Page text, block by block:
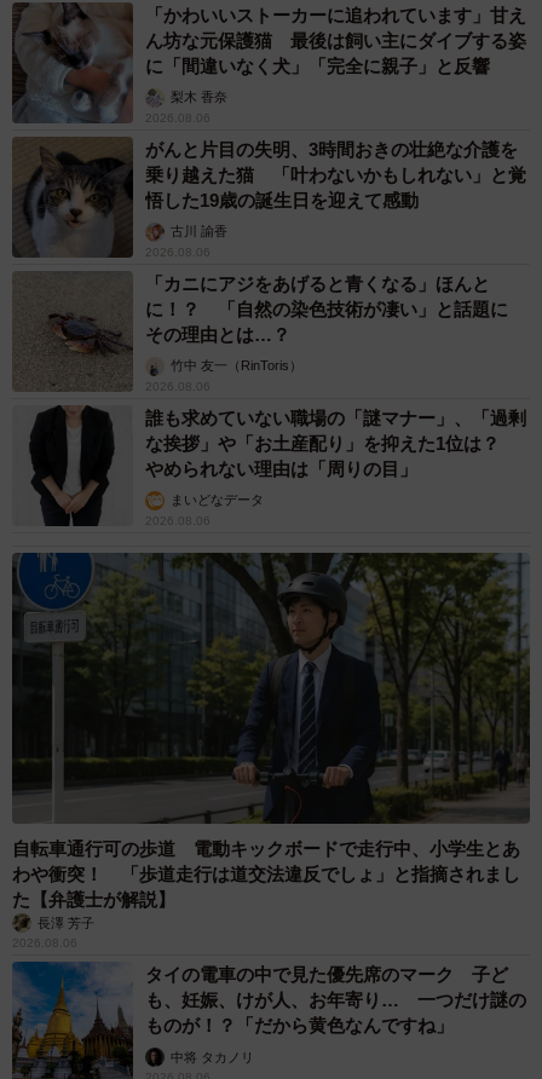
2026.08.06
子どもの学校外の学習時間が11年で2割減少
「家庭学習0分層」が約半数に達する深刻な実
態と広がる学習格差
2026.08.06
「事故物件」という言葉のイメージにとらわれ
ていませんか？ 不動産業者が語る「物件の可
能性」を閉ざさないために必要なこと
平藤 清刀
2026.08.06
東京・千代田区の中央線高架に心ない落書き
も分かってないし、センスも古い」「罰則強化
して」中将 タカノリ
2026.08.06
もしかすると「下山ダッシュ」 リニア中央新
幹線の長野県駅 在来線との乗り継ぎなし→な
ら走れば間に合うんじゃない？ 惜しい位置関
2026.08.06
「なんじゃこりゃ！」「ロボ？」大阪・梅田に
そびえる物体の正体は？ 昭和の遺産を調査し
てみた結果…
太田 浩子
2026.08.06
エジプトで自撮りしていたら、ガイドが「撮り
ますよ！」→ノリノリでポーズを取っていた
ら……スマホを返してもらえない 「日本人は
カモ代表かも」「私は6時間で3万円払った」
宮前 晶子